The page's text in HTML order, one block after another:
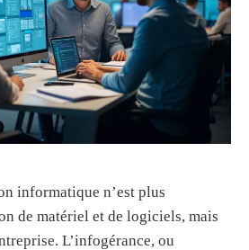
informatique n’est plus
de matériel et de logiciels, mais
L’infogérance, ou